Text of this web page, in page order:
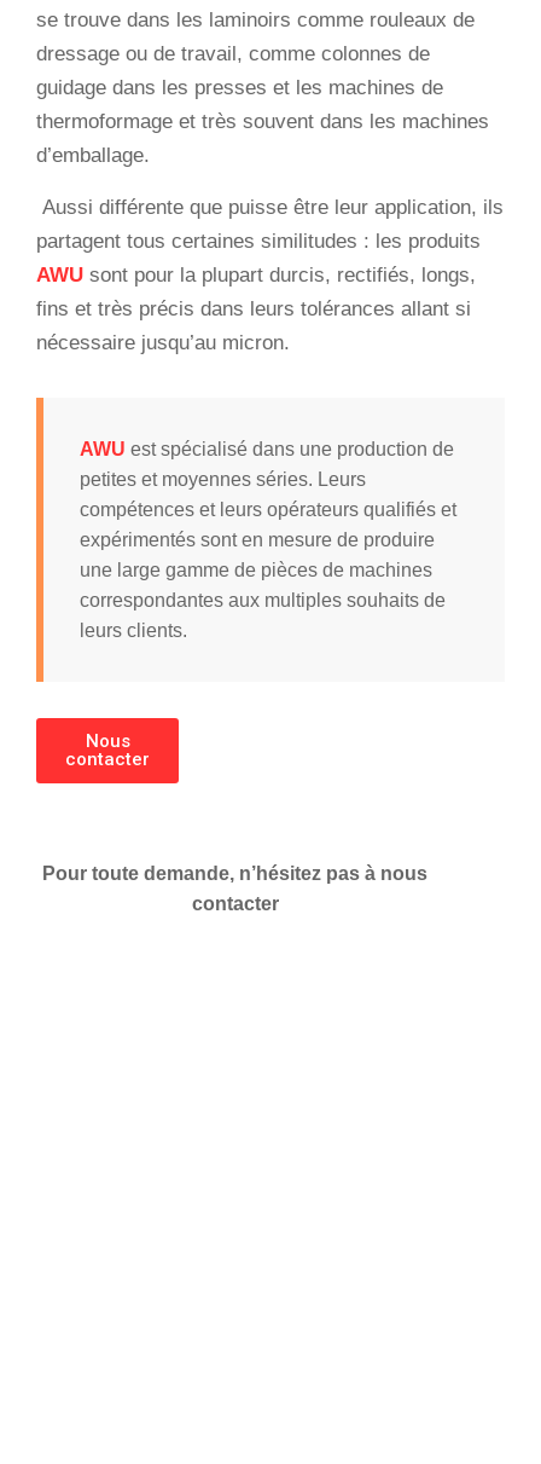
se trouve dans les laminoirs comme rouleaux de
dressage ou de travail, comme colonnes de
guidage dans les presses et les machines de
thermoformage et très souvent dans les machines
d’emballage.
Aussi différente que puisse être leur application, ils
partagent tous certaines similitudes : les produits
AWU sont pour la plupart durcis, rectifiés, longs,
fins et très précis dans leurs tolérances allant si
nécessaire jusqu’au micron.
AWU est spécialisé dans une production de
petites et moyennes séries. Leurs
compétences et leurs opérateurs qualifiés et
expérimentés sont en mesure de produire
une large gamme de pièces de machines
correspondantes aux multiples souhaits de
leurs clients.
Nous
contacter
Pour toute demande, n’hésitez pas à nous
contacter